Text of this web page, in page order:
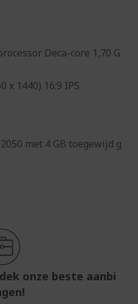
Deca-core 1,70 G
x 1440) 16:9 IPS
met 4 GB toegewijd g
onze beste aanbi